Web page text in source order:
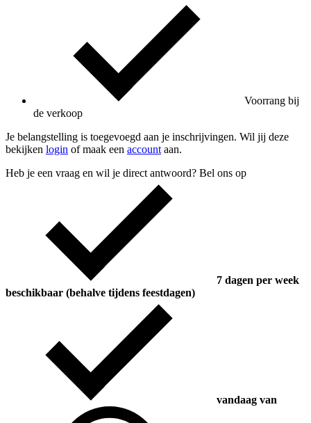
Voorrang bij
de verkoop
Je belangstelling is toegevoegd aan je inschrijvingen. Wil jij deze
bekijken login of maak een account aan.
Heb je een vraag en wil je direct antwoord? Bel ons op
7 dagen per week
beschikbaar (behalve tijdens feestdagen)
vandaag van